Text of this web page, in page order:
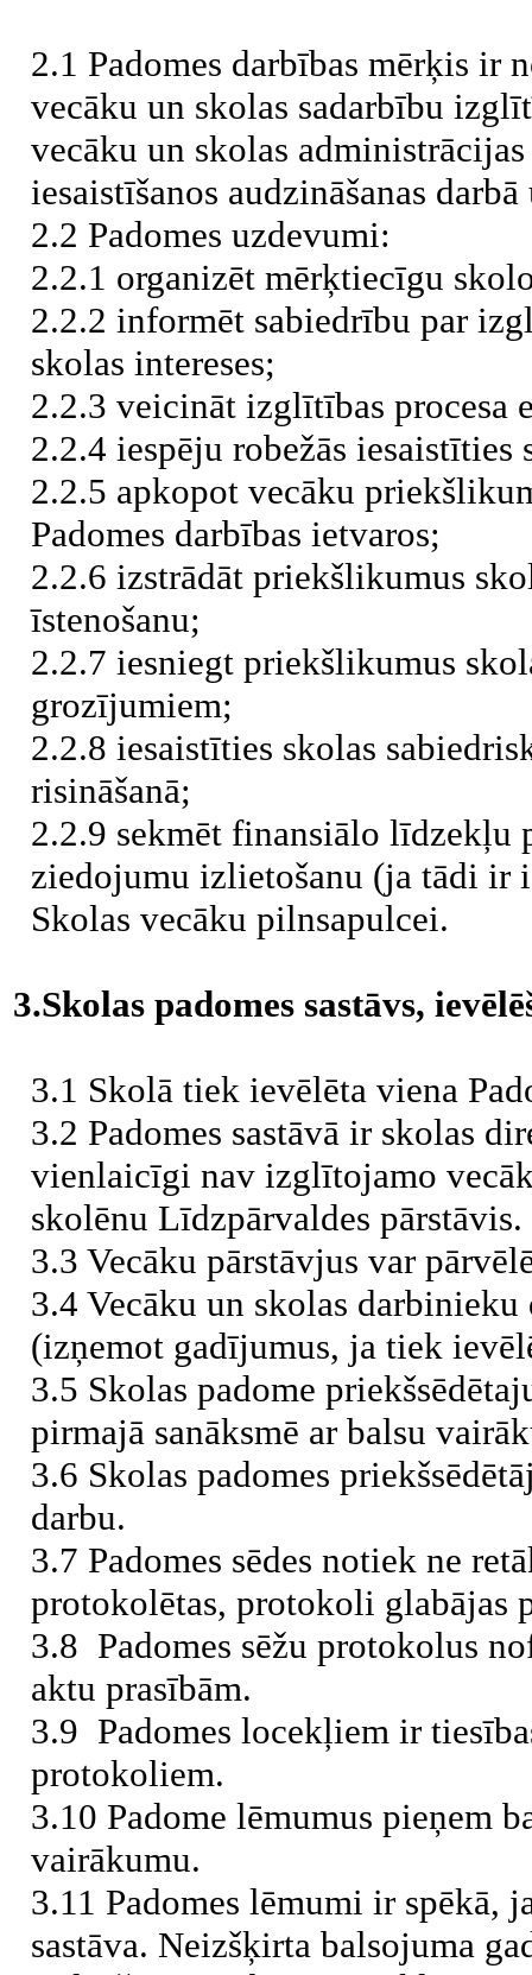
2.1 Padomes darbības mērķis ir
vecāku un skolas sadarbību
vecāku un skolas
iesaistīšanos audzināšanas
2.2 Padomes uzdevumi:
2.2.1 organizēt mērķtiecīgu
2.2.2 informēt sabiedrību par
skolas intereses;
2.2.3 veicināt izglītības procesa
2.2.4 iespēju robežās iesaistīties
2.2.5 apkopot vecāku
Padomes darbības ietvaros;
2.2.6 izstrādāt priekšlikumus
īstenošanu;
2.2.7 iesniegt priekšlikumus
grozījumiem;
2.2.8 iesaistīties skolas
risināšanā;
2.2.9 sekmēt finansiālo līdzekļu
ziedojumu izlietošanu (ja tādi ir
Skolas vecāku pilnsapulcei.
3.Skolas padomes sastāvs,
3.1 Skolā tiek ievēlēta viena
3.2 Padomes sastāvā ir skolas
vienlaicīgi nav izglītojamo
skolēnu Līdzpārvaldes pārstāvis.
3.3 Vecāku pārstāvjus var
3.4 Vecāku un skolas
(izņemot gadījumus, ja tiek
3.5 Skolas padome
pirmajā sanāksmē ar balsu
3.6 Skolas padomes
darbu.
3.7 Padomes sēdes notiek ne
protokolētas, protokoli glabājas
3.8 Padomes sēžu protokolus
aktu prasībām.
3.9 Padomes locekļiem ir
protokoliem.
3.10 Padome lēmumus pieņem
vairākumu.
3.11 Padomes lēmumi ir spēkā,
sastāva. Neizšķirta balsojuma